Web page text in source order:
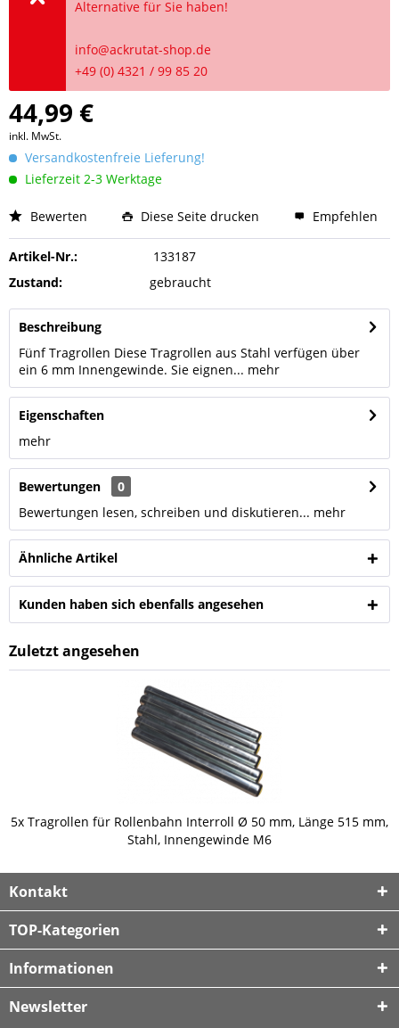
Alternative für Sie haben!
info@ackrutat-shop.de
+49 (0) 4321 / 99 85 20
44,99 €
inkl. MwSt.
Versandkostenfreie Lieferung!
Lieferzeit 2-3 Werktage
Bewerten Diese Seite drucken Empfehlen
Artikel-Nr.:
133187
Zustand:
gebraucht
Beschreibung
Fünf Tragrollen Diese Tragrollen aus Stahl verfügen über
ein 6 mm Innengewinde. Sie eignen... mehr
Eigenschaften
mehr
Bewertungen
0
Bewertungen lesen, schreiben und diskutieren... mehr
Ähnliche Artikel
Kunden haben sich ebenfalls angesehen
Zuletzt angesehen
5x Tragrollen für Rollenbahn Interroll Ø 50 mm, Länge 515 mm,
Stahl, Innengewinde M6
Kontakt
TOP-Kategorien
Informationen
Newsletter